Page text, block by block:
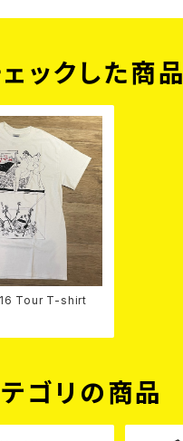
ックした商品
Tour T-shirt
ゴリの商品